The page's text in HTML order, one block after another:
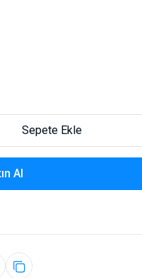
Sepete Ekle
Al